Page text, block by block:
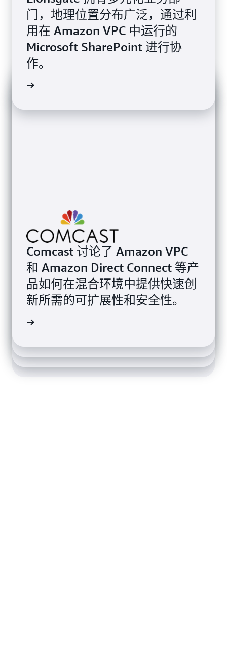
门，地理位置分布广泛，通过利
用在 Amazon VPC 中运行的
Microsoft SharePoint 进行协
作。
Comcast 讨论了 Amazon VPC
和 Amazon Direct Connect 等产
品如何在混合环境中提供快速创
新所需的可扩展性和安全性。
Gracenote 使用 AWS Transit
Gateway 简化他们的网络设计，
将应用程序入门培训时间缩短至
45 分钟。
Atlassian 使用 AWS Global
Accelerator 将他们的 Bitbucket
应用程序的响应时间缩短了多达
60%。
详情
Hulu 在可靠的 AWS 基础设施上
运行他们的直播电视服务，可确
供绝佳的体验。
详情